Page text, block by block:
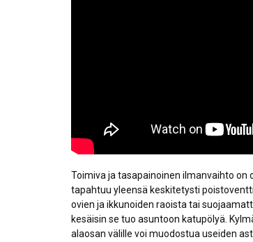
Toimiva ja tasapainoinen ilmanvaihto
tapahtuu yleensä keskitetysti
ovien ja ikkunoiden raoista tai
kesäisin se tuo asuntoon katupölyä.
alaosan välille voi muodostua useiden